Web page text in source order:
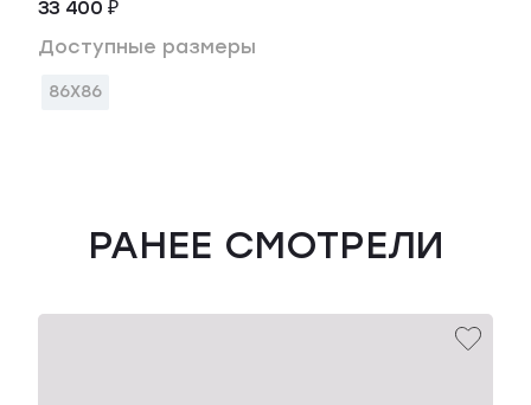
33 400 ₽
Доступные размеры
86X86
РАНЕЕ СМОТРЕЛИ